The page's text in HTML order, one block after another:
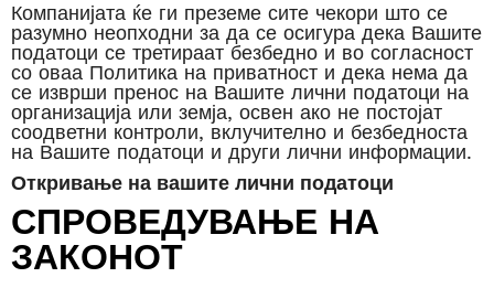
Компанијата ќе ги преземе сите чекори што се
разумно неопходни за да се осигура дека Вашите
податоци се третираат безбедно и во согласност
со оваа Политика на приватност и дека нема да
се изврши пренос на Вашите лични податоци на
организација или земја, освен ако не постојат
соодветни контроли, вклучително и безбедноста
на Вашите податоци и други лични информации.
Откривање на вашите лични податоци
СПРОВЕДУВАЊЕ НА
ЗАКОНОТ